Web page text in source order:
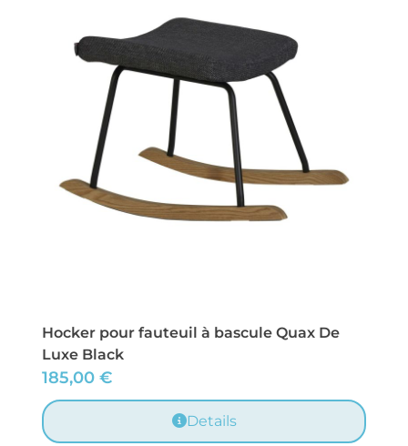
Hocker pour fauteuil à bascule Quax De
Luxe Black
185,00 €
Details